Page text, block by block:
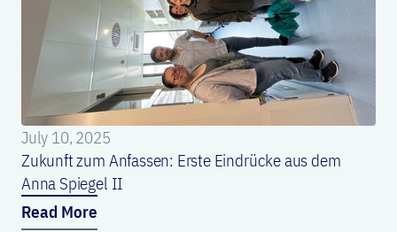
July 10, 2025
Zukunft zum Anfassen: Erste Eindrücke aus dem
Anna Spiegel II
Read More